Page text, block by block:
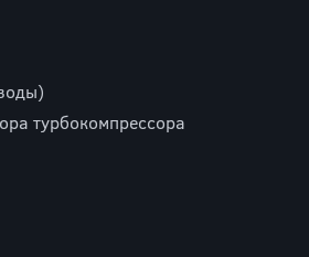
турбокомпрессора